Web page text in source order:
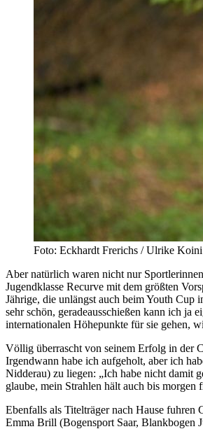
Foto: Eckhardt Frerichs / Ulrike Koini
Aber natürlich waren nicht nur
Jugendklasse Recurve mit dem größten
Jährige, die unlängst auch beim Youth Cup
sehr schön, geradeausschießen kann ich ja
internationalen Höhepunkte für sie gehen,
Völlig überrascht von seinem Erfolg in der
Irgendwann habe ich aufgeholt, aber ich
Nidderau) zu liegen: „Ich habe nicht damit
glaube, mein Strahlen hält auch bis morgen
Ebenfalls als Titelträger nach Hause
Emma Brill (Bogensport Saar, Blankbogen